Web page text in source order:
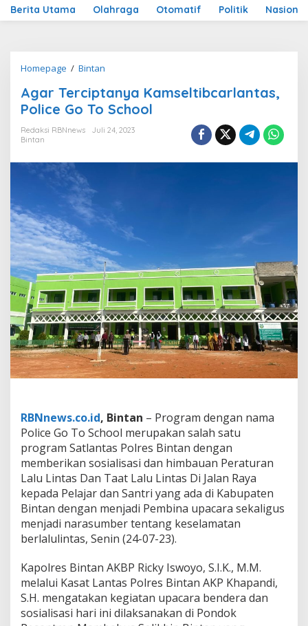
t
Berita Utama Olahraga Otomatif Politik Nasional
Homepage / Bintan
a
T
e
n
K
a
m
s
e
l
t
i
b
c
a
a
t
a
s
,
P
o
i
c
G
o
T
o
S
Agar Terciptanya Kamseltibcarlantas,
Police Go To School
Redaksi RBNnews
Juli 24, 2023
Bintan
RBNnews.co.id, Bintan – Program dengan nama
Police Go To School merupakan salah satu
program Satlantas Polres Bintan dengan
memberikan sosialisasi dan himbauan Peraturan
Lalu Lintas Dan Taat Lalu Lintas Di Jalan Raya
kepada Pelajar dan Santri yang ada di Kabupaten
Bintan dengan menjadi Pembina upacara sekaligus
menjadi narasumber tentang keselamatan
berlalulintas, Senin (24-07-23).
Kapolres Bintan AKBP Ricky Iswoyo, S.I.K., M.M.
melalui Kasat Lantas Polres Bintan AKP Khapandi,
S.H. mengatakan kegiatan upacara bendera dan
sosialisasi hari ini dilaksanakan di Pondok